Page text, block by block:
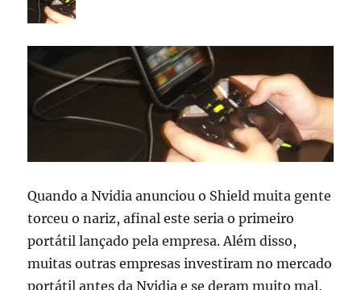
Quando a Nvidia anunciou o Shield muita gente
torceu o nariz, afinal este seria o primeiro
portátil lançado pela empresa. Além disso,
muitas outras empresas investiram no mercado
portátil antes da Nvidia e se deram muito mal,